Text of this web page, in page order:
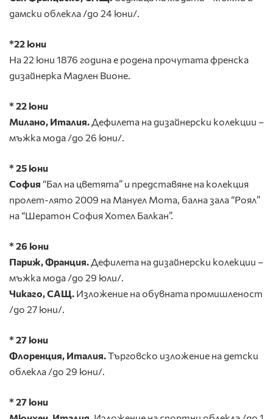
дамски облекла /до 24 юни/.
*22 юни
На 22 юни 1876 година е родена прочутата френска
дизайнерка Мадлен Вионе.
* 22 юни
Милано, Италия. Дефилета на дизайнерски колекции –
мъжка мода /до 26 юни/.
* 25 юни
София “Бал на цветята” и представяне на колекция
пролет-лято 2009 на Мануел Мота, бална зала “Роял”
на “Шератон София Хотел Балкан”.
* 26 юни
Париж, Франция. Дефилета на дизайнерски колекции –
мъжка мода /до 29 юли/.
Чикаго, САЩ. Изложение на обувната промишленост
/до 27 юни/.
* 27 юни
Флоренция, Италия.Търговско изложение на детски
облекла /до 29 юни/.
* 27 юни